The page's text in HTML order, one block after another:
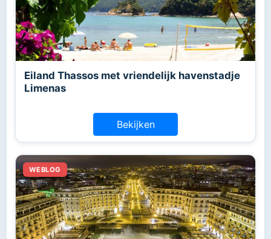
Eiland Thassos met vriendelijk havenstadje
Limenas
Bekijken